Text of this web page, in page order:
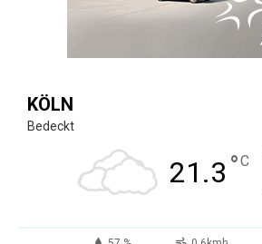
KÖLN
Bedeckt
21.3 °C